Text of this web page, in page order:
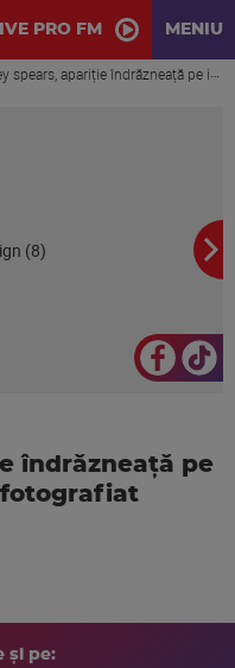
PRO FM MENIU
pe instagram. artista s-a fotografiat complet dezbrăcată
îndrăzneață pe
fotografiat
și pe: